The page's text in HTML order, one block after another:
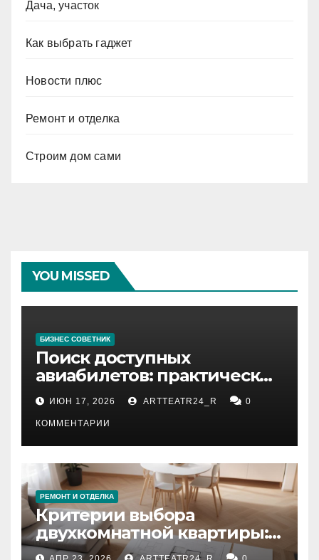
Дача, участок
Как выбрать гаджет
Новости плюс
Ремонт и отделка
Строим дом сами
YOU MISSED
БИЗНЕС СОВЕТНИК
Поиск доступных
авиабилетов: практические
рекомендации
ИЮН 17, 2026 ARTTEATR24_R 0
КОММЕНТАРИИ
РЕМОНТ И ОТДЕЛКА
Критерии выбора
двухкомнатной квартиры:
планировка, площадь,